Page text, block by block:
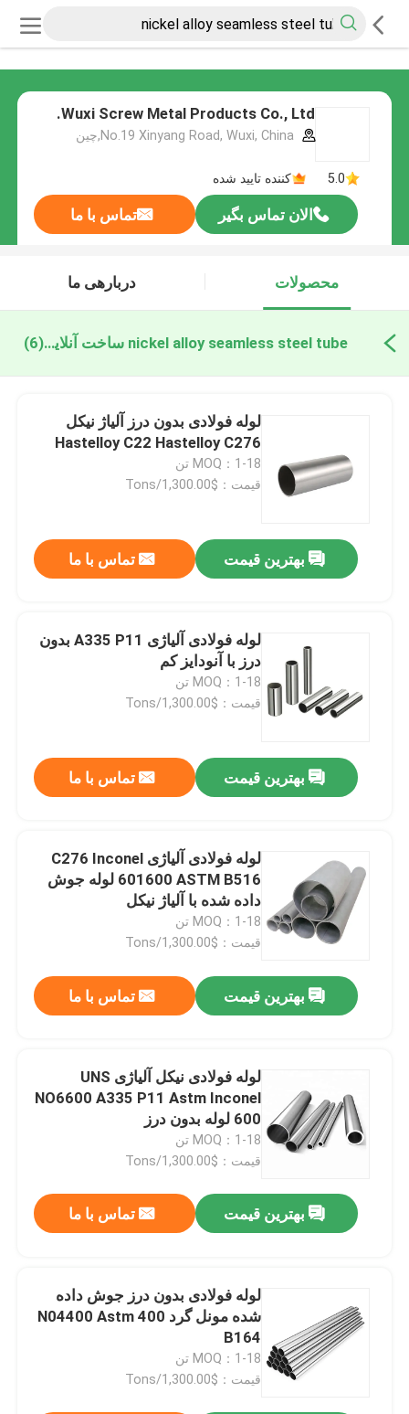
Wuxi Screw Metal Products Co., Ltd.
5.0 کننده تایید شده
الان تماس بگیر تماس با ما
محصولات دربارهی ما
nickel alloy seamless steel tube ساخت آنلاین(6)
لوله فولادی بدون درز آلیاژ نیکل
Hastelloy C22 Hastelloy C276
MOQ：1-18 تن
قیمت：$1,300.00/Tons
بهترین قیمت تماس با ما
لوله فولادی آلیاژی A335 P11 بدون
درز با آنودایز کم
MOQ：1-18 تن
قیمت：$1,300.00/Tons
بهترین قیمت تماس با ما
لوله فولادی آلیاژی C276 Inconel
601600 ASTM B516 لوله جوش
داده شده با آلیاژ نیکل
MOQ：1-18 تن
قیمت：$1,300.00/Tons
بهترین قیمت تماس با ما
لوله فولادی نیکل آلیاژی UNS
NO6600 A335 P11 Astm Inconel
600 لوله بدون درز
MOQ：1-18 تن
قیمت：$1,300.00/Tons
بهترین قیمت تماس با ما
لوله فولادی بدون درز جوش داده
شده مونل گرد 400 N04400 Astm
B164
MOQ：1-18 تن
قیمت：$1,300.00/Tons